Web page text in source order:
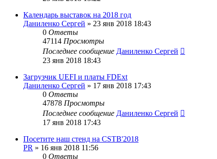
Календарь выставок на 2018 год
Даниленко Сергей » 23 янв 2018 18:43
0 Ответы
47114 Просмотры
Последнее сообщение Даниленко Сергей
23 янв 2018 18:43
Загрузчик UEFI и платы FDExt
Даниленко Сергей » 17 янв 2018 17:43
0 Ответы
47878 Просмотры
Последнее сообщение Даниленко Сергей
17 янв 2018 17:43
Посетите наш стенд на CSTB'2018
PR » 16 янв 2018 11:56
0 Ответы